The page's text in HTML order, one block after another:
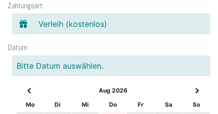
Zahlungsart
Verleih (kostenlos)
Datum
Bitte Datum auswählen.
Aug 2026
Mo
Di Mi Do Fr Sa
So